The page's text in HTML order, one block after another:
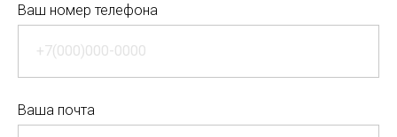
Ваш номер телефона
Ваша почта